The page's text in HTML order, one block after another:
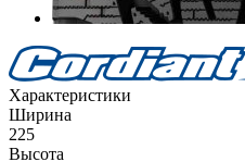
Характеристики
Ширина
225
Высота